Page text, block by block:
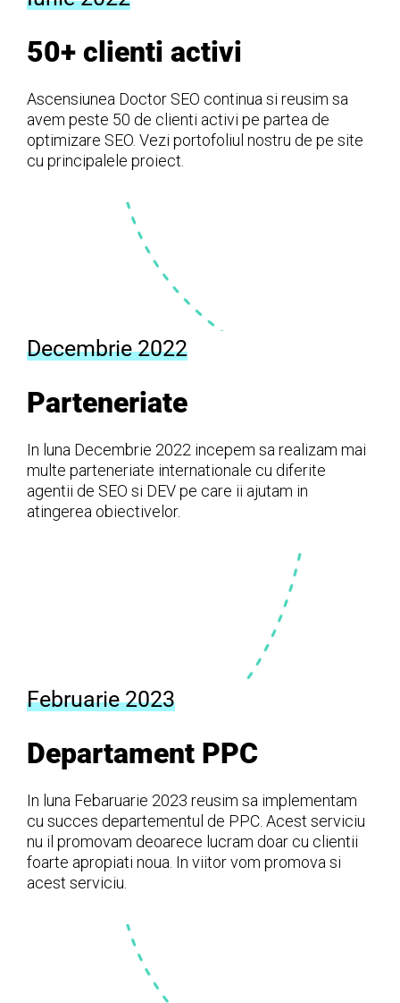
50+ clienti activi
Ascensiunea Doctor SEO continua si reusim sa
avem peste 50 de clienti activi pe partea de
optimizare SEO. Vezi portofoliul nostru de pe site
cu principalele proiect.
Decembrie 2022
Parteneriate
In luna Decembrie 2022 incepem sa realizam mai
multe parteneriate internationale cu diferite
agentii de SEO si DEV pe care ii ajutam in
atingerea obiectivelor.
Februarie 2023
Departament PPC
In luna Febaruarie 2023 reusim sa implementam
cu succes departementul de PPC. Acest serviciu
nu il promovam deoarece lucram doar cu clientii
foarte apropiati noua. In viitor vom promova si
acest serviciu.